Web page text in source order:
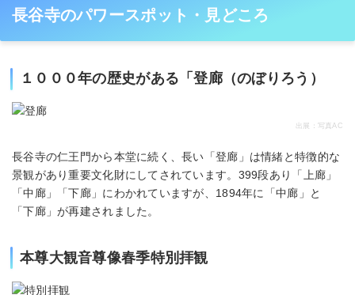
長谷寺のパワースポット・見どころ
１０００年の歴史がある「登廊（のぼりろう）
出展：写真AC
長谷寺の仁王門から本堂に続く、長い「登廊」は情緒と特徴的な
景観があり重要文化財にしてされています。399段あり「上廊」
「中廊」「下廊」にわかれていますが、1894年に「中廊」と
「下廊」が再建されました。
本尊大観音尊像春季特別拝観